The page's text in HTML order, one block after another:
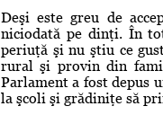
Deşi este greu de
niciodată pe dinţi. În
periuţă şi nu ştiu ce
rural şi provin din
Parlament a fost depus
la şcoli şi grădiniţe să